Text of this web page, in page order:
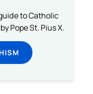
to Catholic
Pope St. Pius X.